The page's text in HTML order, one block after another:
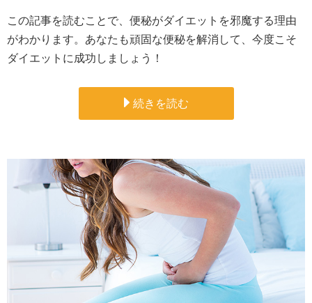
この記事を読むことで、便秘がダイエットを邪魔する理由
がわかります。あなたも頑固な便秘を解消して、今度こそ
ダイエットに成功しましょう！
続きを読む